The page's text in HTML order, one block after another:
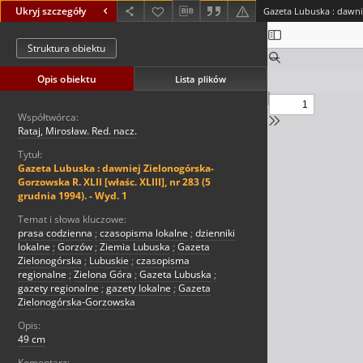
Ukryj szczegóły
Struktura obiektu
Opis obiektu Lista plików
Współtwórca:
Rataj, Mirosław. Red. nacz.
Tytuł:
Gazeta Lubuska : dawniej Zielonogórska-
Gorzowska R. XLII [właśc. XLIII], nr 283 (5
grudnia 1994). - Wyd. 1
Temat i słowa kluczowe:
prasa codzienna ; czasopisma lokalne ; dzienniki
lokalne ; Gorzów ; Ziemia Lubuska ; Gazeta
Zielonogórska ; Lubuskie ; czasopisma
regionalne ; Zielona Góra ; Gazeta Lubuska ;
gazety regionalne ; gazety lokalne ; Gazeta
Zielonogórska-Gorzowska
Opis:
49 cm